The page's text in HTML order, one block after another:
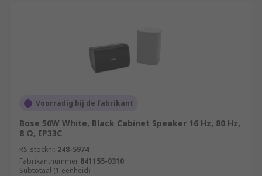
Voorradig bij de fabrikant
Bose 50W White, Black Cabinet Speaker 16 Hz, 80 Hz,
8 Ω, IP33C
RS-stocknr. 248-5974
Fabrikantnummer 841155-0310
Subtotaal (1 eenheid)